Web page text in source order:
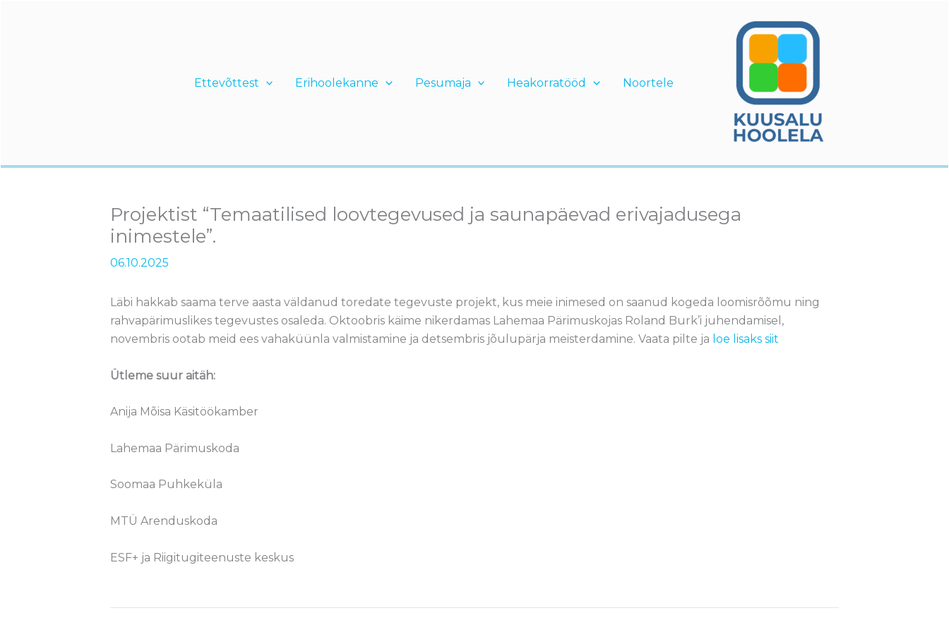
Ettevõttest Erihoolekanne Pesumaja Heakorratööd Noortele
Projektist “Temaatilised loovtegevused ja saunapäevad erivajadusega
inimestele”.
06.10.2025
Läbi hakkab saama terve aasta väldanud toredate tegevuste projekt, kus meie inimesed on saanud kogeda loomisrõõmu ning
rahvapärimuslikes tegevustes osaleda. Oktoobris käime nikerdamas Lahemaa Pärimuskojas Roland Burk’i juhendamisel,
novembris ootab meid ees vahaküünla valmistamine ja detsembris jõulupärja meisterdamine. Vaata pilte ja loe lisaks siit
Ütleme suur aitäh:
Anija Mõisa Käsitöökamber
Lahemaa Pärimuskoda
Soomaa Puhkeküla
MTÜ Arenduskoda
ESF+ ja Riigitugiteenuste keskus